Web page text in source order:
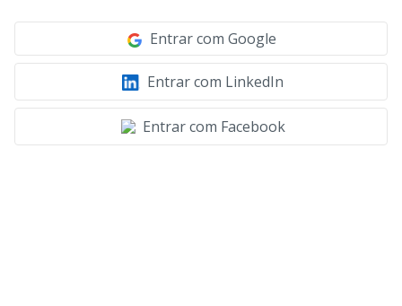
Entrar com Google
Entrar com LinkedIn
Entrar com Facebook